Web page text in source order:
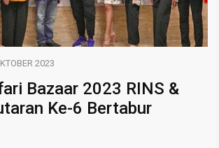
2023
Bazaar 2023 RINS &
Ke-6 Bertabur